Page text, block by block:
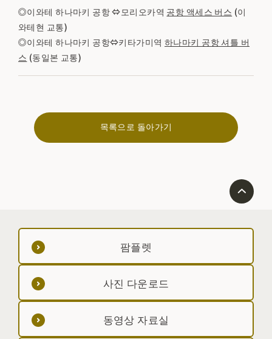
◎이와테 하나마키 공항 ⇔모리오카역 공항 액세스 버스 (이
와테현 교통)
◎이와테 하나마키 공항⇔키타가미역 하나마키 공항 셔틀 버
스 (동일본 교통)
목록으로 돌아가기
팜플렛
사진 다운로드
동영상 자료실